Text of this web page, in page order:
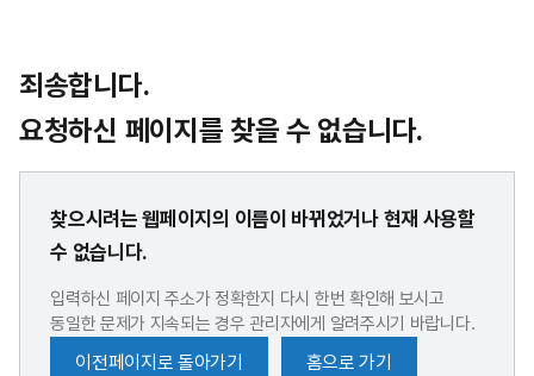
죄송합니다.
요청하신 페이지를 찾을 수 없습니다.
찾으시려는 웹페이지의 이름이 바뀌었거나 현재 사용할
수 없습니다.
입력하신 페이지 주소가 정확한지 다시 한번 확인해 보시고
동일한 문제가 지속되는 경우 관리자에게 알려주시기 바랍니다.
이전페이지로 돌아가기 홈으로 가기